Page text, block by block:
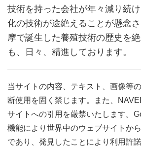
技術を持った会社が年々減り続
化の技術が途絶えることが懸念
摩で誕生した養殖技術の歴史を
も、日々、精進しております。
当サイトの内容、テキスト、画像等
断使用を固く禁じます。また、
サイトへの引用を厳禁いたします。
機能により世界中のウェブサイトか
であり、発見したことにより利用許